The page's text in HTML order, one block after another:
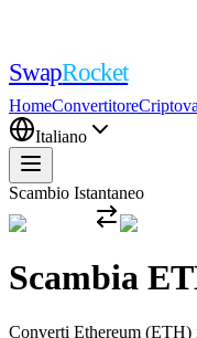
SwapRocket
HomeConvertitore
Italiano
Scambio Istantaneo
Scambia
Converti Ethereum (ETH)